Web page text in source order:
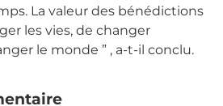
La valeur des bénédictions
les vies, de changer
le monde ” , a-t-il conclu.